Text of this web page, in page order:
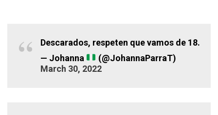
Descarados, respeten que vamos de 18.
— Johanna
(@JohannaParraT)
March 30, 2022